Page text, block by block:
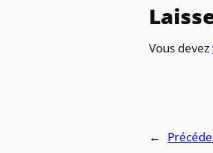
Vous devez
←